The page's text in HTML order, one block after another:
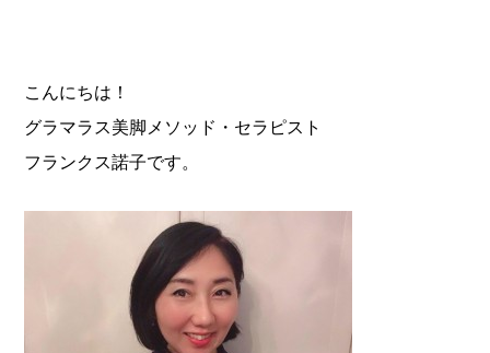
こんにちは！
グラマラス美脚メソッド・セラピスト
フランクス諾子です。